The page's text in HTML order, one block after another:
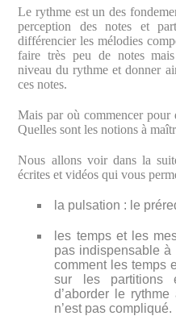
Le rythme est un des
perception des notes et
différencier les mélodies
faire très peu de notes
niveau du rythme et donner
ces notes.
Mais par où commencer pour
Quelles sont les notions à
Nous allons voir dans la
écrites et vidéos qui vous
la pulsation : le
les temps et les
pas indispensable à
comment les temps
sur les partitions
d’aborder le
n’est pas compliqué.